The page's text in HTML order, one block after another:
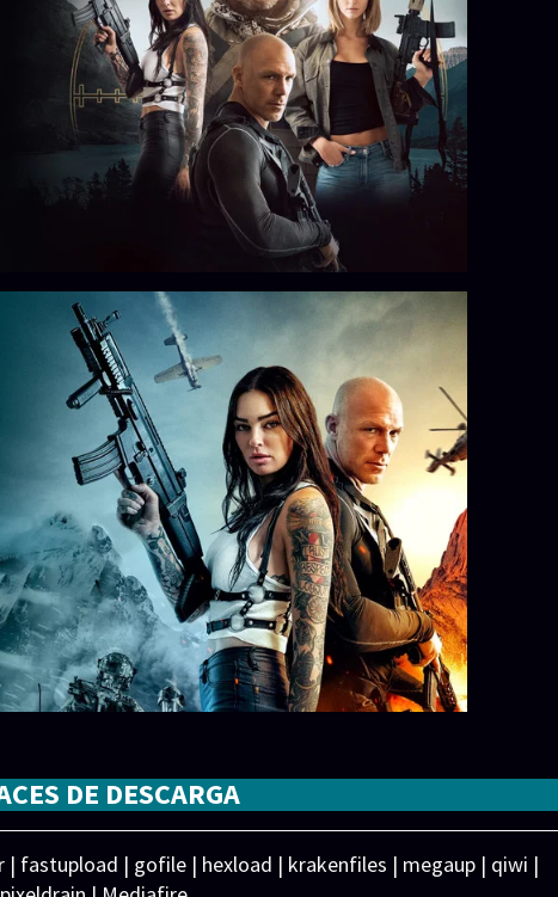
DE DESCARGA
| fastupload | gofile | hexload | krakenfiles | megaup | qiwi |